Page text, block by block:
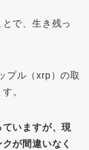
で、生き残っ
プル（xrp）の取
。
いますが、現
が間違いなく